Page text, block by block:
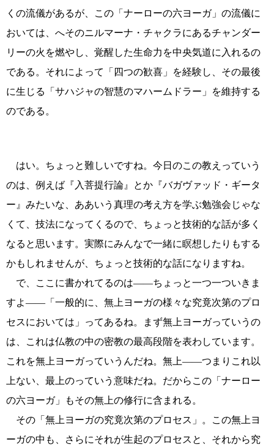
くの流儀があるが、この「ナーローの六ヨーガ」の流儀に
おいては、へそのニルマーナ・チャクラにあるチャンダー
リーの火を燃やし、覚醒した生命力を中央気道に入れるの
である。それによって「四つの歓喜」を経験し、その最後
に生じる「サハジャの智慧のマハームドラー」を維持する
のである。
はい。ちょっと難しいですね。今日のこの教えっていう
のは、例えば『入菩提行論』とか『バガヴァッド・ギータ
ー』みたいな、ああいう真理の考え方を学ぶ勉強会じゃな
くて、技法になってくるので、ちょっと技術的な話が多く
なると思います。実際にみんなで一緒に瞑想したりもする
かもしれませんが、ちょっと技術的な話になりますね。
で、ここに書かれてるのは――ちょっと一つ一ついきま
すよ――「一般的に、無上ヨーガの様々な究竟次第のプロ
セスにおいては」ってあるね。まず無上ヨーガっていうの
は、これは仏教の中の密教の最高段階を表わしています。
これを無上ヨーガっていうんだね。無上――つまりこれ以
上ない、最上のっていう意味だね。だからこの「ナーロー
の六ヨーガ」もその無上の修行に含まれる。
その「無上ヨーガの究竟次第のプロセス」。この無上ヨ
ーガの中も、さらにそれが生起のプロセスと、それから究